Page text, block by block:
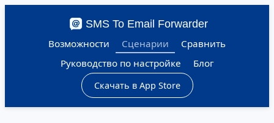
SMS To Email Forwarder
Возможности
Сценарии
Сравнить
Руководство по настройке
Блог
Скачать в App Store